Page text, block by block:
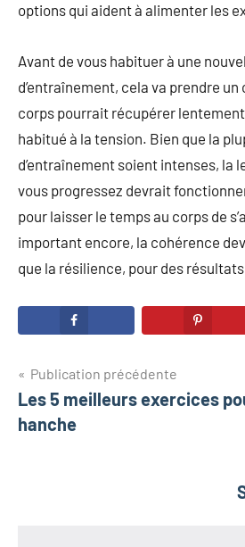
options qui aident à alimenter les
Avant de vous habituer à une
d’entraînement, cela va prendre
corps pourrait récupérer
habitué à la tension. Bien que la
d’entraînement soient intenses, la
vous progressez devrait
pour laisser le temps au corps de
important encore, la cohérence
que la résilience, pour des
Navigation
de
Publication précédente
Les 5 meilleurs exercices
hanche